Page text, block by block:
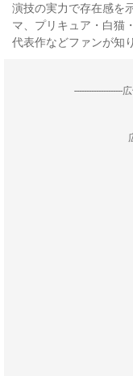
演技の実力で存在感を
マ、プリキュア・白猫
代表作などファンが知
--------------------